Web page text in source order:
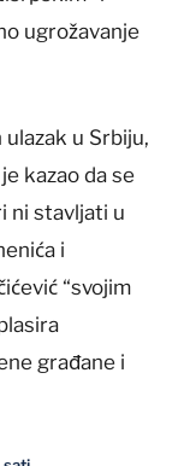
ugrožavanje
u Srbiju,
kazao da se
ni stavljati u
i
“svojim
građane i